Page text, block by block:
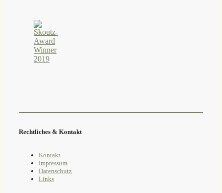
Rechtliches & Kontakt
Kontakt
Impressum
Datenschutz
Links